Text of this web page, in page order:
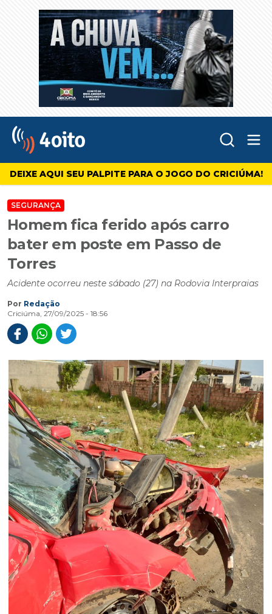
4oito
DEIXE AQUI SEU PALPITE PARA O JOGO DO CRICIÚMA!
SEGURANÇA
Homem fica ferido após carro
bater em poste em Passo de
Torres
Acidente ocorreu neste sábado (27) na Rodovia Interpraias
Por Redação
Criciúma, 27/09/2025 - 18:56